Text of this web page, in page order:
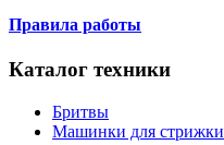
Правила работы
Каталог техники
Бритвы
Машинки для стрижки